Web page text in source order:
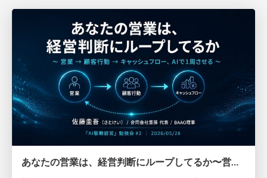
あなたの営業は、経営判断にループしてるか〜営業 → 顧客行動 → キャッシュフロー、AIで1周させる〜